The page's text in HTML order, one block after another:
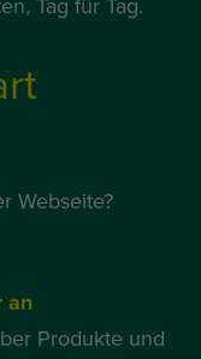
Tag für Tag.
Webseite?
an
Produkte und